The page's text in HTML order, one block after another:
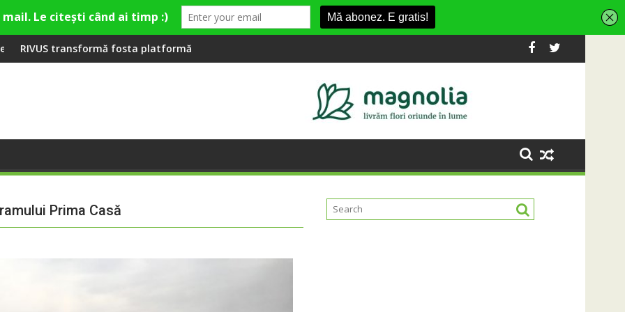
Village
platformă Carbochim într-un nou centru cultural și de divertisment din Cluj-Napoca
Când luna devine o întrebare SportinCluj: Cine este fotbalistul cu
Prima Casă